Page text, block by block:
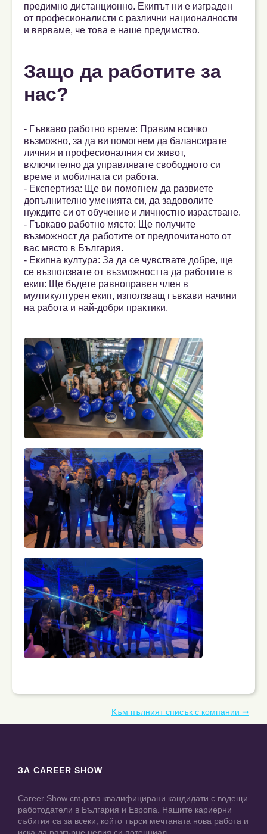
предимно дистанционно. Екипът ни е изграден
от професионалисти с различни националности
и вярваме, че това е наше предимство.
Защо да работите за
нас?
- Гъвкаво работно време: Правим всичко
възможно, за да ви помогнем да балансирате
личния и професионалния си живот,
включително да управлявате свободното си
време и мобилната си работа.
- Експертиза: Ще ви помогнем да развиете
допълнително уменията си, да задоволите
нуждите си от обучение и личностно израстване.
- Гъвкаво работно място: Ще получите
възможност да работите от предпочитаното от
вас място в България.
- Екипна култура: За да се чувствате добре, ще
се възползвате от възможността да работите в
екип: Ще бъдете равноправен член в
мултикултурен екип, използващ гъвкави начини
на работа и най-добри практики.
Kъм пълният списък с компании ➞
ЗА CAREER SHOW
Career Show свързва квалифицирани кандидати с водещи
работодатели в България и Европа. Нашите кариерни
събития са за всеки, който търси мечтаната нова работа и